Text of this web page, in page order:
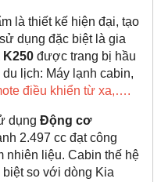
là thiết kế hiện đại, tạo
dụng đặc biệt là gia
K250 được trang bị hầu
lịch: Máy lạnh cabin,
điều khiển từ xa,….
dụng Động cơ
2.497 cc đạt công
nhiên liệu. Cabin thế hệ
so với dòng Kia